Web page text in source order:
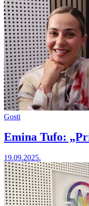
Gosti
Emina Tufo:
19.09.2025.